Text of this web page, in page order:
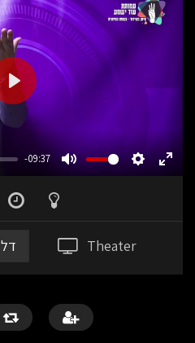
-09:37
MUTE
PLAY
Theater